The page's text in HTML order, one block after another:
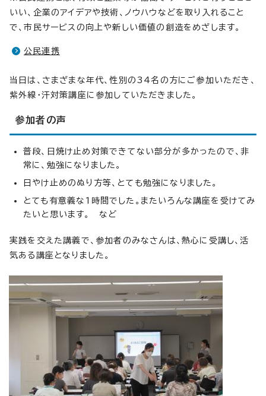
いい、企業のアイデアや技術、ノウハウなどを取り入れること
で、市民サービスの向上や新しい価値の創造をめざします。
公民連携
当日は、さまざまな年代、性別の34名の方にご参加いただき、
紫外線・汗対策講座に参加していただきました。
参加者の声
普段、日焼け止め対策できてない部分が多かったので、非
常に、勉強になりました。
日やけ止めのぬり方等、とても勉強になりました。
とても有意義な1時間でした。またいろんな講座を受けてみ
たいと思います。 など
実践を交えた講義で、参加者のみなさんは、熱心に受講し、活
気ある講座となりました。